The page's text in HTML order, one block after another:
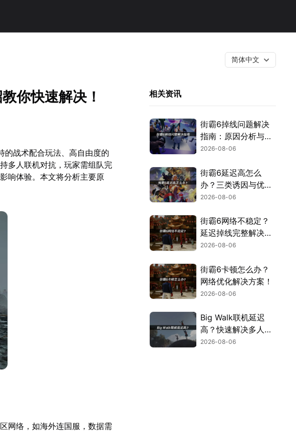
简体中文
你快速解决！​
的战术配合玩法、高自由度的
多人联机对抗，玩家需组队完
响体验。本文将分析主要原
网络，如海外连国服，数据需
相关资讯
街霸6掉线问题解决
指南：原因分析与网
络优化技巧！
2026-08-06
街霸6延迟高怎么
办？三类诱因与优化
解决方案！
2026-08-06
街霸6网络不稳定？
延迟掉线完整解决指
南！
2026-08-06
街霸6卡顿怎么办？
网络优化解决方案！
2026-08-06
Big Walk联机延迟
高？快速解决多人联
机卡顿问题！
2026-08-06